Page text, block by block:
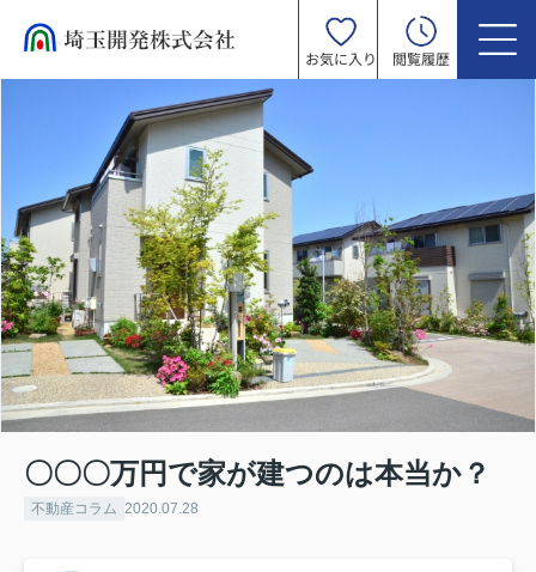
お気に入り 閲覧履歴
〇〇〇万円で家が建つのは本当か？
不動産コラム 2020.07.28